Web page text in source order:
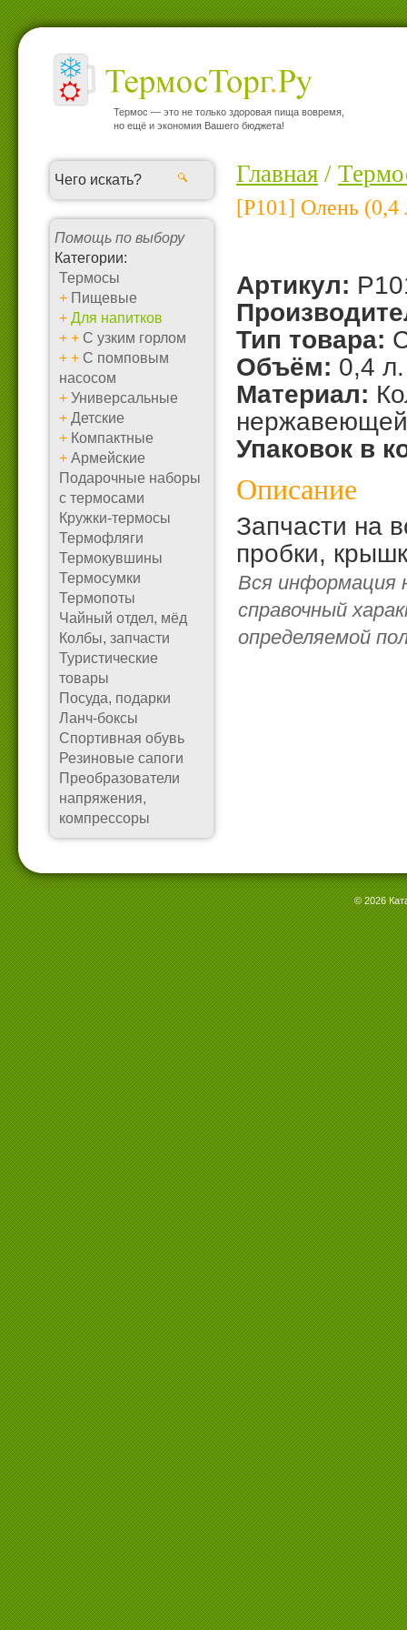
Термос — это не только здоровая пища вовремя,
но ещё и экономия Вашего бюджета!
Помощь по выбору
Категории:
Термосы
+ Пищевые
+ Для напитков
+ + С узким горлом
+ + С помповым
насосом
+ Универсальные
+ Детские
+ Компактные
+ Армейские
Подарочные наборы
с термосами
Кружки-термосы
Термофляги
Термокувшины
Термосумки
Термопоты
Чайный отдел, мёд
Колбы, запчасти
Туристические
товары
Посуда, подарки
Ланч-боксы
Спортивная обувь
Резиновые сапоги
Преобразователи
напряжения,
компрессоры
Главная /
[P101] Олень (0,4
Артикул:
Тип товара:
Объём: 0,4 л.
Материал:
Упаковок в
Описание
Запчасти на
пробки,
Вся информация
справочный
определяемой
© 2026